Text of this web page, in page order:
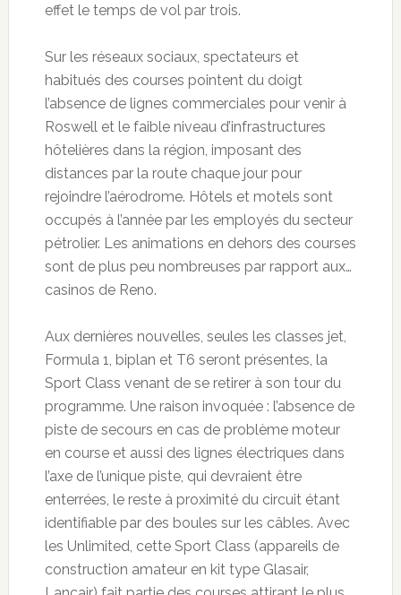
effet le temps de vol par trois.
Sur les réseaux sociaux, spectateurs et
habitués des courses pointent du doigt
l’absence de lignes commerciales pour venir à
Roswell et le faible niveau d’infrastructures
hôtelières dans la région, imposant des
distances par la route chaque jour pour
rejoindre l’aérodrome. Hôtels et motels sont
occupés à l’année par les employés du secteur
pétrolier. Les animations en dehors des courses
sont de plus peu nombreuses par rapport aux…
casinos de Reno.
Aux dernières nouvelles, seules les classes jet,
Formula 1, biplan et T6 seront présentes, la
Sport Class venant de se retirer à son tour du
programme. Une raison invoquée : l’absence de
piste de secours en cas de problème moteur
en course et aussi des lignes électriques dans
l’axe de l’unique piste, qui devraient être
enterrées, le reste à proximité du circuit étant
identifiable par des boules sur les câbles. Avec
les Unlimited, cette Sport Class (appareils de
construction amateur en kit type Glasair,